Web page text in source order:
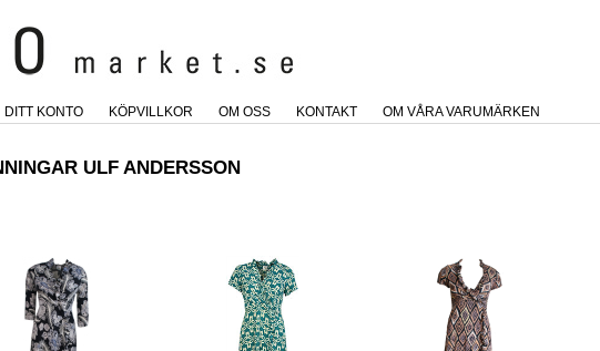
DITT KONTO KÖPVILLKOR OM OSS KONTAKT OM VÅRA VARUMÄRKEN
ULF ANDERSSON